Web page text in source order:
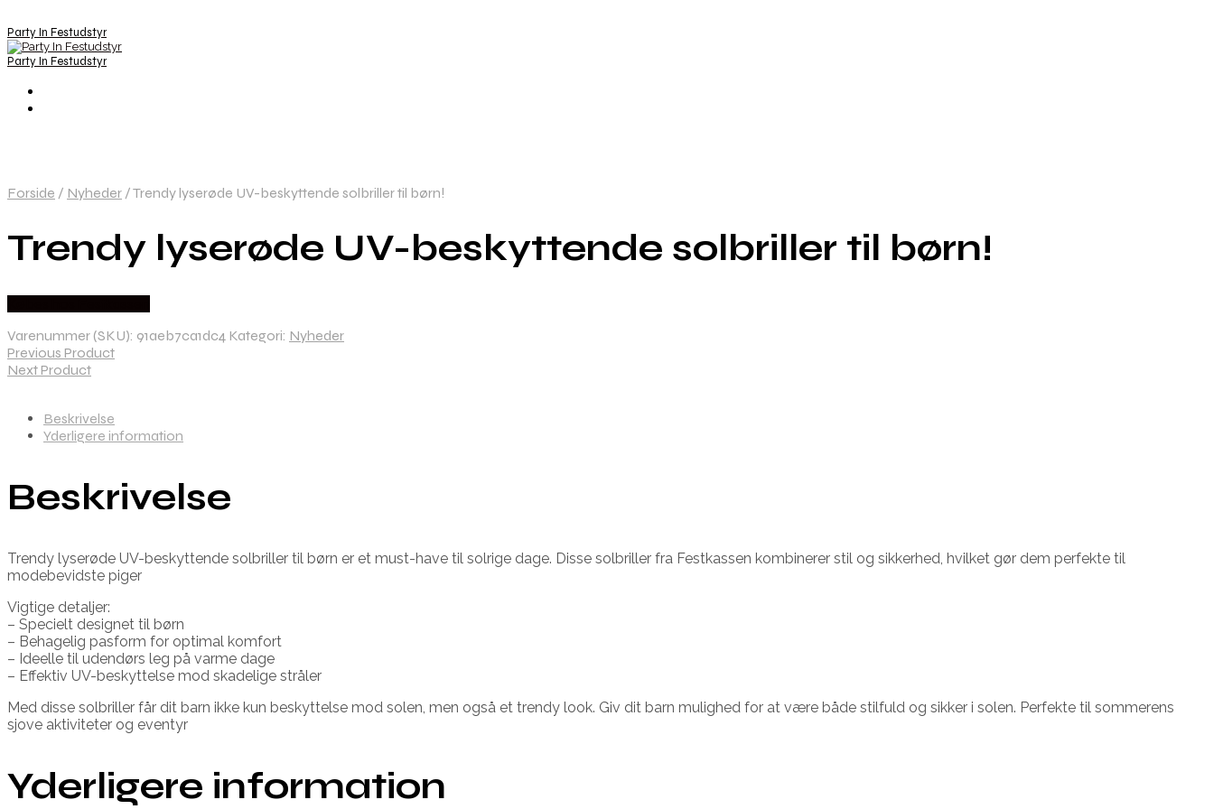
Party In Festudstyr
Party In Festudstyr
Forside / Nyheder /Trendy lyserøde UV-beskyttende solbriller til børn!
Trendy lyserøde UV-beskyttende solbriller til børn!
Varenummer (SKU): 91aeb7ca1dc4 Kategori: Nyheder
Previous Product
Next Product
Beskrivelse
Yderligere information
Beskrivelse
Trendy lyserøde UV-beskyttende solbriller til børn er et must-have til solrige dage. Disse solbriller fra Festkassen kombinerer stil og sikkerhed, hvilket gør dem perfekte til
modebevidste piger
Vigtige detaljer:
– Specielt designet til børn
– Behagelig pasform for optimal komfort
– Ideelle til udendørs leg på varme dage
– Effektiv UV-beskyttelse mod skadelige stråler
Med disse solbriller får dit barn ikke kun beskyttelse mod solen, men også et trendy look. Giv dit barn mulighed for at være både stilfuld og sikker i solen. Perfekte til sommerens
sjove aktiviteter og eventyr
Yderligere information